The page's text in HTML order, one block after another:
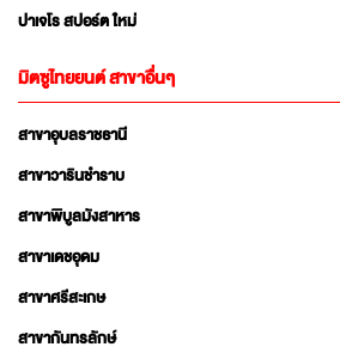
ปาเจโร สปอร์ต ใหม่
มิตซูไทยยนต์ สาขาอื่นๆ
สาขาอุบลราชธานี
สาขาวารินชำราบ
สาขาพิบูลมังสาหาร
สาขาเดชอุดม
สาขาศรีสะเกษ
สาขากันทรลักษ์